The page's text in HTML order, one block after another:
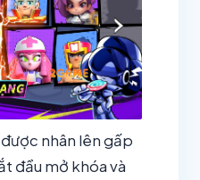
nhân lên gấp
đầu mở khóa và